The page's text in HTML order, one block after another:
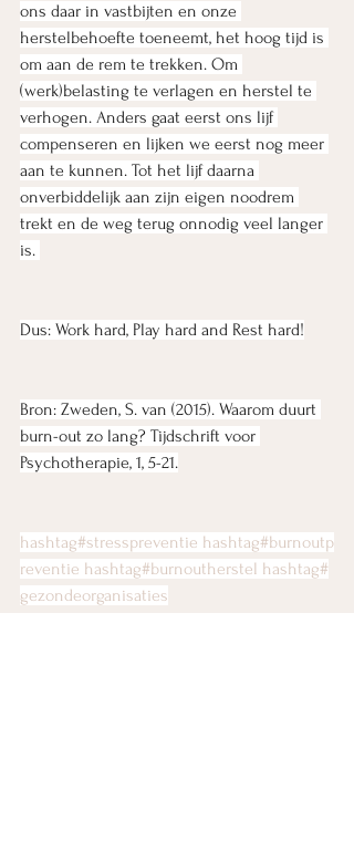
ons daar in vastbijten en onze
herstelbehoefte toeneemt, het hoog tijd is
om aan de rem te trekken. Om
(werk)belasting te verlagen en herstel te
verhogen. Anders gaat eerst ons lijf
compenseren en lijken we eerst nog meer
aan te kunnen. Tot het lijf daarna
onverbiddelijk aan zijn eigen noodrem
trekt en de weg terug onnodig veel langer
is.
Dus: Work hard, Play hard and Rest hard!
Bron: Zweden, S. van (2015). Waarom duurt
burn-out zo lang? Tijdschrift voor
Psychotherapie, 1, 5-21.
hashtag#stresspreventie hashtag#burnoutp
reventie hashtag#burnoutherstel hashtag#
gezondeorganisaties